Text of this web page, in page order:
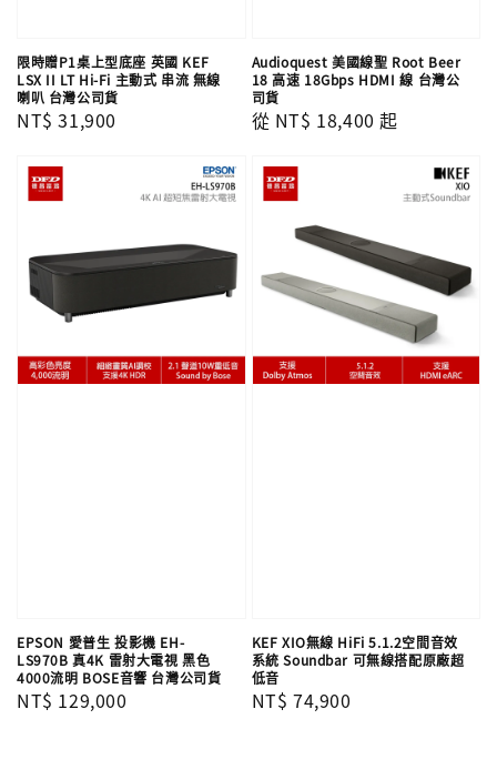
限時贈P1桌上型底座 英國 KEF
LSX II LT Hi-Fi 主動式 串流 無線
喇叭 台灣公司貨
Regular
NT$ 31,900
Audioquest 美國線聖 Root Beer
18 高速 18Gbps HDMI 線 台灣公
司貨
Regular
從 NT$ 18,400 起
EPSON 愛普生 投影機 EH-
LS970B 真4K 雷射大電視 黑色
4000流明 BOSE音響 台灣公司貨
Regular
NT$ 129,000
KEF XIO無線 HiFi 5.1.2空間音效
系統 Soundbar 可無線搭配原廠超
低音
Regular
NT$ 74,900